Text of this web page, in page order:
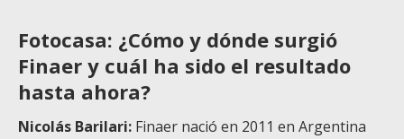
Fotocasa: ¿Cómo y dónde surgió
Finaer y cuál ha sido el resultado
hasta ahora?
Nicolás Barilari: Finaer nació en 2011 en Argentina